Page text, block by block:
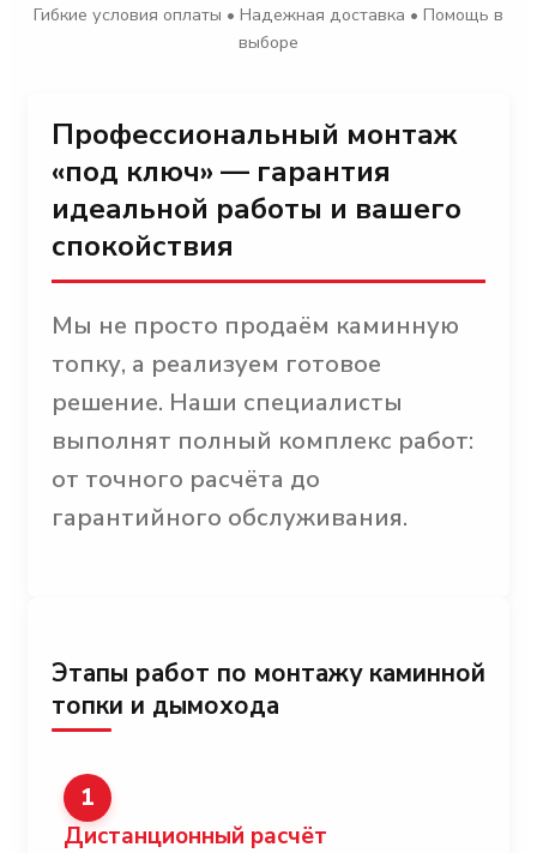
Гибкие условия оплаты • Надежная доставка • Помощь в
выборе
Профессиональный монтаж
«под ключ» — гарантия
идеальной работы и вашего
спокойствия
Мы не просто продаём каминную
топку, а реализуем готовое
решение. Наши специалисты
выполнят полный комплекс работ:
от точного расчёта до
гарантийного обслуживания.
Этапы работ по монтажу каминной
топки и дымохода
1
Дистанционный расчёт